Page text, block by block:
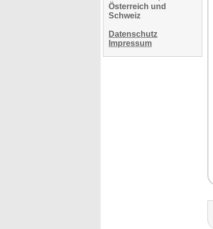
Österreich und
Schweiz
Datenschutz
Impressum